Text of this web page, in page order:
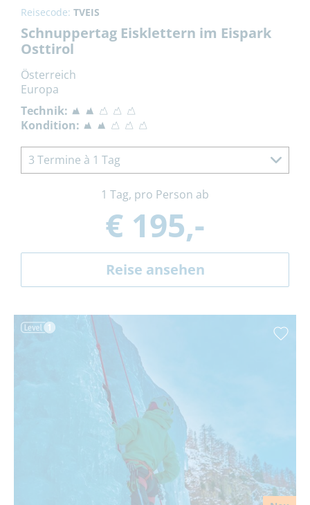
Reisecode: TVEIS
Schnuppertag Eisklettern im Eispark
Osttirol
Österreich
Europa
Technik:
Kondition:
3 Termine à 1 Tag
1 Tag, pro Person ab
€ 195,-
Reise ansehen